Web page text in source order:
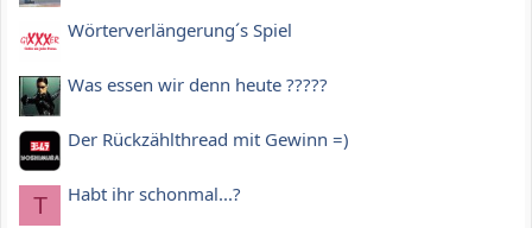
Wörterverlängerung´s Spiel
Was essen wir denn heute ?????
Der Rückzählthread mit Gewinn =)
T Habt ihr schonmal...?